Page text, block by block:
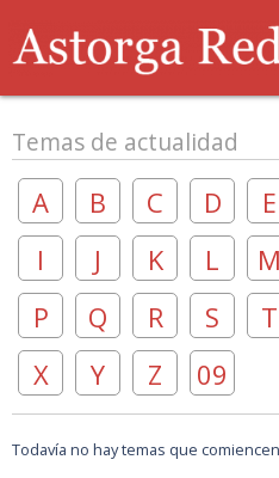
Temas de actualidad
A B C D E
I
J K L M
P
Q R S T
X
Y Z 09
Todavía no hay temas que